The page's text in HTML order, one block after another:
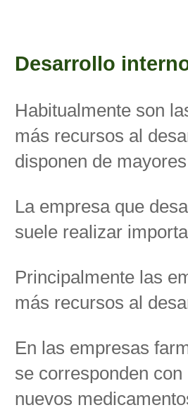
Desarrollo
Habitualmente son
más recursos al
disponen de
La empresa que
suele realizar
Principalmente las
más recursos al
En las empresas
se corresponden
nuevos